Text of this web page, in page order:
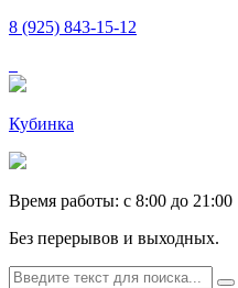
8 (925) 843-15-12
Кубинка
Время работы: c 8:00 до 21:00
Без перерывов и выходных.